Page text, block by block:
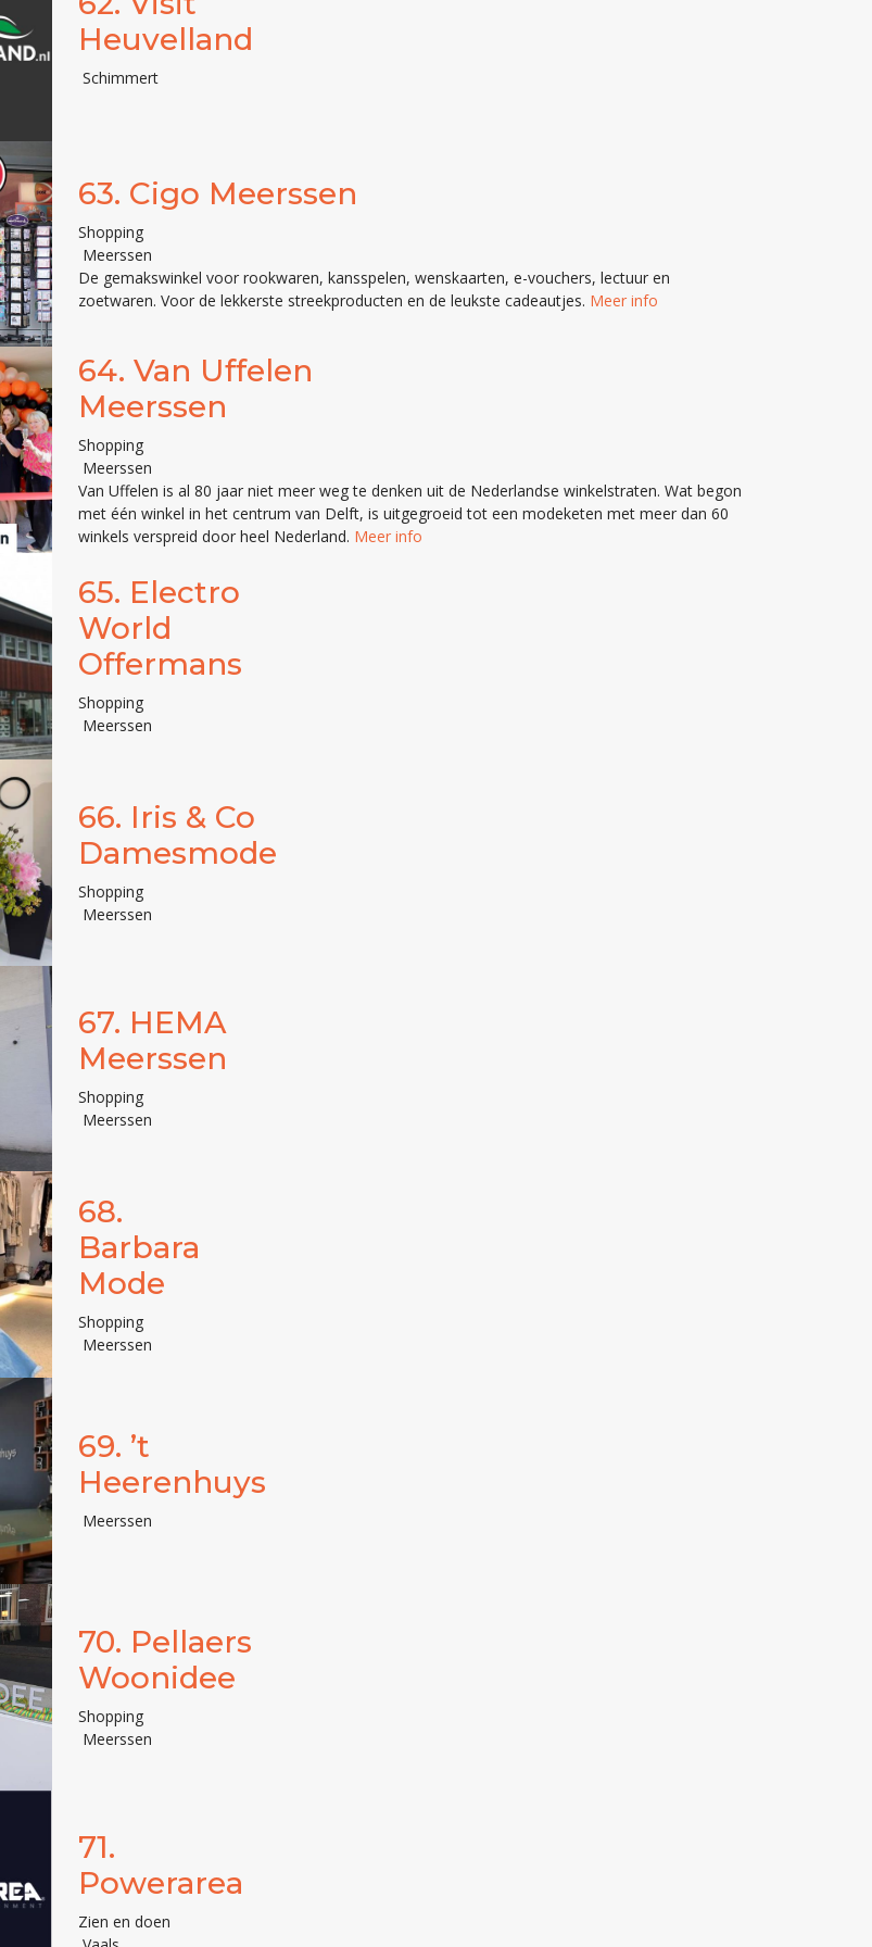
Heuvelland
Schimmert
63. Cigo Meerssen
Shopping
Meerssen
De gemakswinkel voor rookwaren, kansspelen, wenskaarten, e-vouchers, lectuur en
zoetwaren. Voor de lekkerste streekproducten en de leukste cadeautjes. Meer info
64. Van Uffelen
Meerssen
Shopping
Meerssen
Van Uffelen is al 80 jaar niet meer weg te denken uit de Nederlandse winkelstraten. Wat begon
met één winkel in het centrum van Delft, is uitgegroeid tot een modeketen met meer dan 60
winkels verspreid door heel Nederland. Meer info
65. Electro
World
Offermans
Shopping
Meerssen
66. Iris & Co
Damesmode
Shopping
Meerssen
67. HEMA
Meerssen
Shopping
Meerssen
68.
Barbara
Mode
Shopping
Meerssen
69. ’t
Heerenhuys
Meerssen
70. Pellaers
Woonidee
Shopping
Meerssen
71.
Powerarea
Zien en doen